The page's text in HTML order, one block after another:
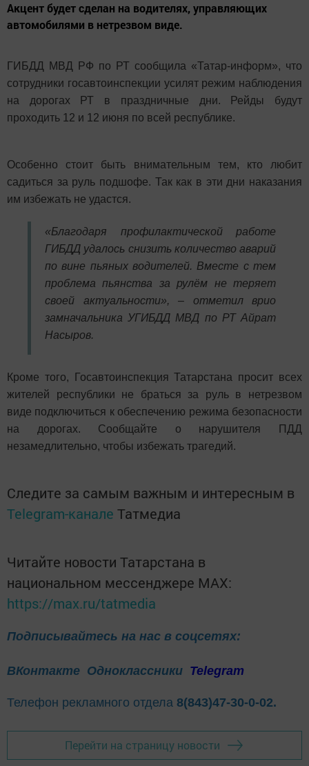
Акцент будет сделан на водителях, управляющих
автомобилями в нетрезвом виде.
ГИБДД МВД РФ по РТ сообщила «Татар-информ», что
сотрудники госавтоинспекции усилят режим наблюдения
на дорогах РТ в праздничные дни. Рейды будут
проходить 12 и 12 июня по всей республике.
Особенно стоит быть внимательным тем, кто любит
садиться за руль подшофе. Так как в эти дни наказания
им избежать не удастся.
«Благодаря профилактической работе
ГИБДД удалось снизить количество аварий
по вине пьяных водителей. Вместе с тем
проблема пьянства за рулём не теряет
своей актуальности», – отметил врио
замначальника УГИБДД МВД по РТ Айрат
Насыров.
Кроме того, Госавтоинспекция Татарстана просит всех
жителей республики не браться за руль в нетрезвом
виде подключиться к обеспечению режима безопасности
на дорогах. Сообщайте о нарушителя ПДД
незамедлительно, чтобы избежать трагедий.
Следите за самым важным и интересным в
Telegram-канале Татмедиа
Читайте новости Татарстана в
национальном мессенджере MАХ:
https://max.ru/tatmedia
Подписывайтесь на нас в соцсетях:
ВКонтакте Одноклассники Telegram
Телефон рекламного отдела 8(843)47-30-0-02.
Перейти на страницу новости